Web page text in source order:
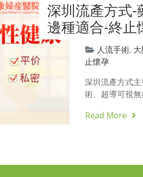
深圳流產方式-
邊種適合-終止
人流手術,
止懷孕
深圳流產方式
術、超導可視
Read More